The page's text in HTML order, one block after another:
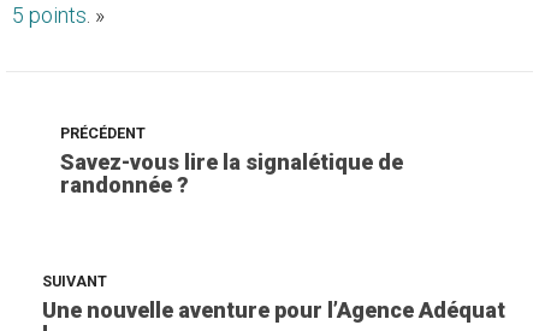
5 points . »
PRÉCÉDENT
Savez-vous lire la signalétique de
randonnée ?
SUIVANT
Une nouvelle aventure pour l’Agence Adéquat